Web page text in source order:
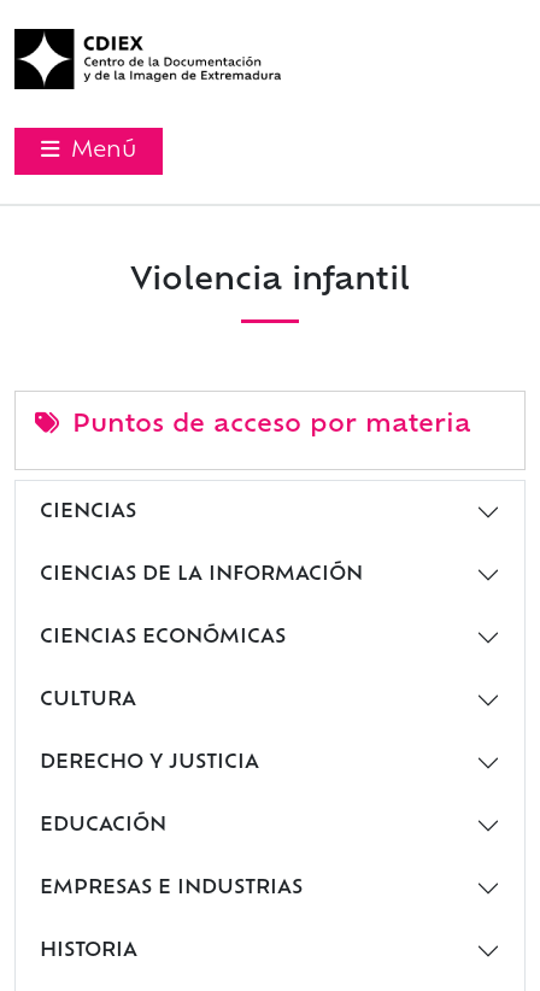
Menú
Violencia infantil
Puntos de acceso por materia
CIENCIAS
CIENCIAS DE LA INFORMACIÓN
CIENCIAS ECONÓMICAS
CULTURA
DERECHO Y JUSTICIA
EDUCACIÓN
EMPRESAS E INDUSTRIAS
HISTORIA